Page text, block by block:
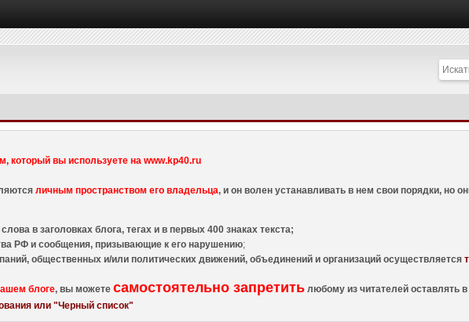
который вы используете на www.kp40.ru
личным пространством его владельца, и он волен устанавливать в нем свои порядки, но
в заголовках блога, тегах и в первых 400 знаках текста;
РФ и сообщения, призывающие к его нарушению;
общественных и/или политических движений, объединений и организаций осуществляется
блоге, вы можетесамостоятельно запретить любому из читателей оставлять
или "Черный список"